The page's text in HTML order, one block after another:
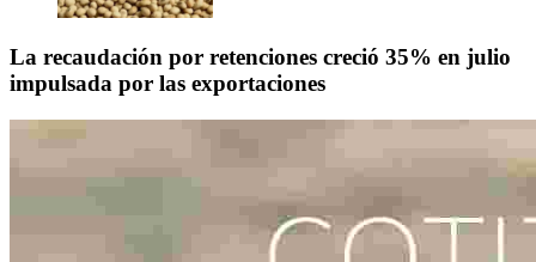
La recaudación por retenciones creció 35% en julio
impulsada por las exportaciones